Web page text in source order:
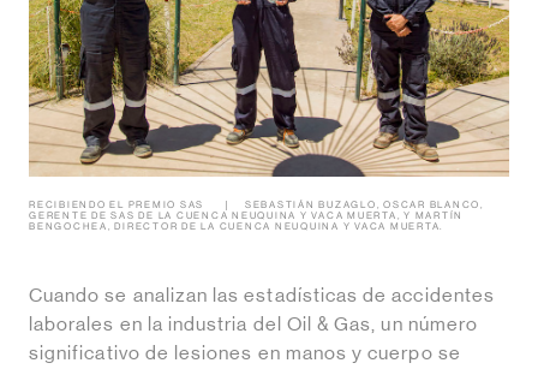
RECIBIENDO EL PREMIO SAS
SEBASTIÁN BUZAGLO, OSCAR BLANCO,
GERENTE DE SAS DE LA CUENCA NEUQUINA Y VACA MUERTA, Y MARTÍN
BENGOCHEA, DIRECTOR DE LA CUENCA NEUQUINA Y VACA MUERTA.
Cuando se analizan las estadísticas de accidentes
laborales en la industria del Oil & Gas, un número
significativo de lesiones en manos y cuerpo se